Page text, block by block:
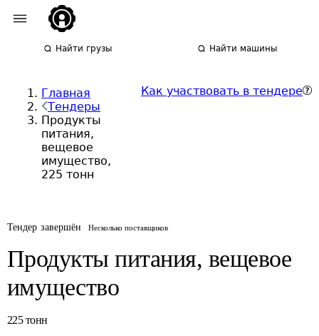
Найти грузы Найти машины
Главная
Тендеры
Продукты
питания,
вещевое
имущество,
225 тонн
Как участвовать в тендере
Тендер завершён Несколько поставщиков
Продукты питания, вещевое
имущество
225 тонн